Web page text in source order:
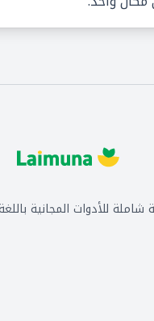
للأدوات المجانية